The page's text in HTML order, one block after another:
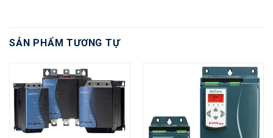
SẢN PHẨM TƯƠNG TỰ